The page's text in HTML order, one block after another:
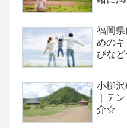
福岡
めの
びな
小柳
｜テ
介☆